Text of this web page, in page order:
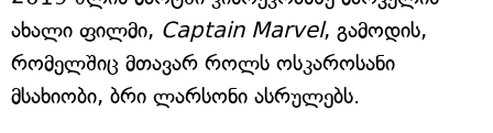
ახალი ფილმი, Captain Marvel, გამოდის,
რომელშიც მთავარ როლს ოსკაროსანი
მსახიობი, ბრი ლარსონი ასრულებს.